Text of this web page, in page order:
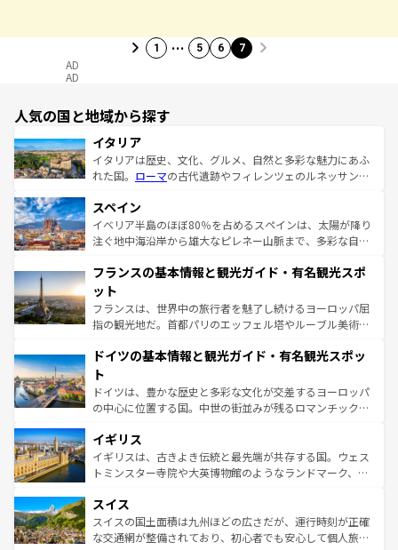
1 … 5 6 7
AD
AD
人気の国と地域から探す
イタリア
イタリアは歴史、文化、グルメ、自然と多彩な魅力にあふ
れた国。 ローマの古代遺跡やフィレンツェのルネッサンス
ろん、トスカーナの美しい田園風景やアマルフィ海岸の絶
景など、自然景観も見逃せない。観光の合間には、本場の
ピザやパスタなど、絶品のイタリア料理を堪能することも
ませてくれるイタリアで、忘れられない旅をしてみよう！
なお、新着のイタリア情報は
しい。
スペイン
イベリア半島のほぼ80％を占めるスペインは、太陽が降り
注ぐ地中海沿岸から雄大なピレネー山脈まで、多彩な自然
文化が根付くこの国では、情熱的なフラメンコ、熱気あふ
れる闘牛、そして美味しいタパスが生活の一部となってい
る。首都マドリードの洗練された雰囲気や、バルセロナの
アートに溢れた街角から、地方では古代ローマ遺跡や中世
せる。地方によって風土や気候が異なるスペインはその個
ンテンツ一覧 を参照してほしい。
フランスの基本情報と観光ガイド・有名観光スポ
ット
フランスは、世界中の旅行者を魅了し続けるヨーロッパ屈
指の観光地だ。首都パリのエッフェル塔やルーブル美術館
で、幅広い魅力が詰まっている。華麗な宮殿、歴史的な大
聖堂、美しいビーチ、そして豊かな自然が、訪れる者を心
から魅了する。また、フランスは美食の国としても知ら
れ、フランス料理はユネスコ無形文化遺産にも登録されて
香り高いラベンダー畑など、多彩な楽しみ方が可能だ。さ
らに、パリ以外の地域にも魅力が溢れており、どの街角に
も豊かな歴史と文化が息づいている。パリ以外の個性あふ
を参照してほしい。
ドイツの基本情報と観光ガイド・有名観光スポッ
ト
ドイツは、豊かな歴史と多彩な文化が交差するヨーロッパ
の中心に位置する国。中世の街並みが残るロマンチック街
顔を持つこの国は、どこを歩いても飽きることがない。ベ
ルリンの文化的活気、バイエルン州のアルプスの絶景、そ
してライン川沿いのワイン畑といった風景は必見。ビール
は、お酒好きな人にはぜひ体験してほしい。 なお、新着の
ドイツ情報はコンテンツ一覧を参照してほしい。
イギリス
イギリスは、古きよき伝統と最先端が共存する国。ウェス
トミンスター寺院や大英博物館のようなランドマーク、歴
リアごとに異なる魅力がある。また、優雅なアフタヌーン
ティー、ビール好きにはたまらない英国パブ、サッカー観
戦など、本場だからこそできる体験も豊富。イギリスを旅
スイス
スイスの国土面積は九州ほどの広さだが、運行時刻が正確
な交通網が整備されており、初心者でも安心して個人旅行